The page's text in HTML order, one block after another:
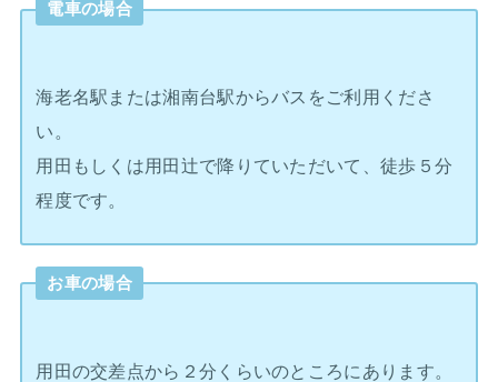
電車の場合
海老名駅または湘南台駅からバスをご利用くださ
い。
用田もしくは用田辻で降りていただいて、徒歩５分
程度です。
お車の場合
用田の交差点から２分くらいのところにあります。